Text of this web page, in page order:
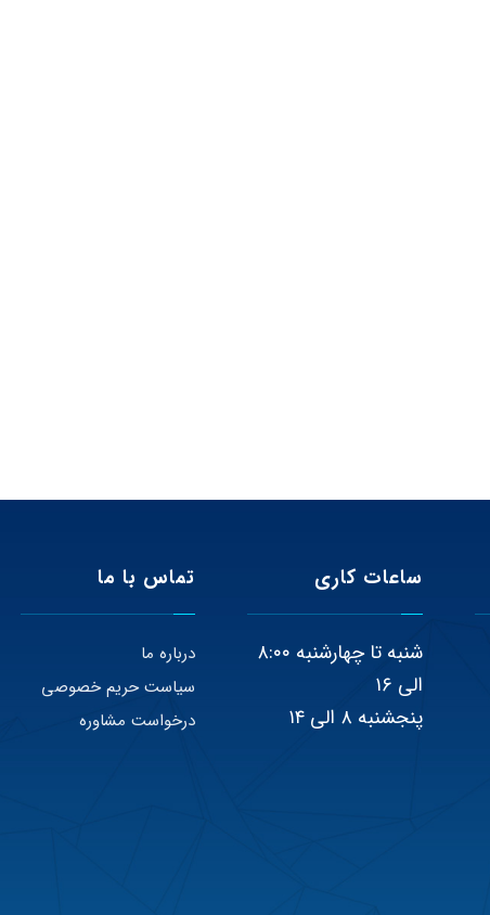
ساعات کاری
شنبه تا چهارشنبه ۸:۰۰
الی ۱۶
پنجشنبه ۸ الی ۱۴
تماس با ما
درباره ما
سیاست حریم خصوصی
درخواست مشاوره